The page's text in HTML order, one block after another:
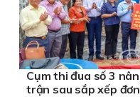
Cụm thi đua số 3
trận sau sắp xếp